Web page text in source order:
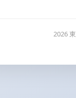
2026